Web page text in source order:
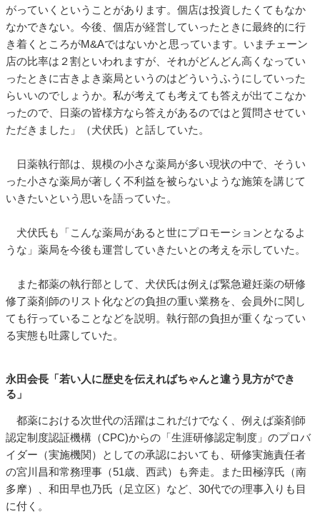
がっていくということがあります。個店は投資したくてもなか
なかできない。今後、個店が経営していったときに最終的に行
き着くところがM&Aではないかと思っています。いまチェーン
店の比率は２割といわれますが、それがどんどん高くなってい
ったときに古きよき薬局というのはどういうふうにしていった
らいいのでしょうか。私が考えても考えても答えが出てこなか
ったので、日薬の皆様方なら答えがあるのではと質問させてい
ただきました」（犬伏氏）と話していた。
日薬執行部は、規模の小さな薬局が多い現状の中で、そうい
った小さな薬局が著しく不利益を被らないような施策を講じて
いきたいという思いを語っていた。
犬伏氏も「こんな薬局があると世にプロモーションとなるよ
うな」薬局を今後も運営していきたいとの考えを示していた。
また都薬の執行部として、犬伏氏は例えば緊急避妊薬の研修
修了薬剤師のリスト化などの負担の重い業務を、会員外に関し
ても行っていることなどを説明。執行部の負担が重くなってい
る実態も吐露していた。
永田会長「若い人に歴史を伝えればちゃんと違う見方ができ
る」
都薬における次世代の活躍はこれだけでなく、例えば薬剤師
認定制度認証機構（CPC)からの「生涯研修認定制度」のプロバ
イダー（実施機関）としての承認においても、研修実施責任者
の宮川昌和常務理事（51歳、西武）も奔走。また田極淳氏（南
多摩）、和田早也乃氏（足立区）など、30代での理事入りも目
に付く。